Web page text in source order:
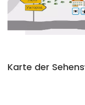
Karte der